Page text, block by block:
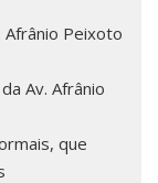
Afrânio Peixoto
Av. Afrânio
que